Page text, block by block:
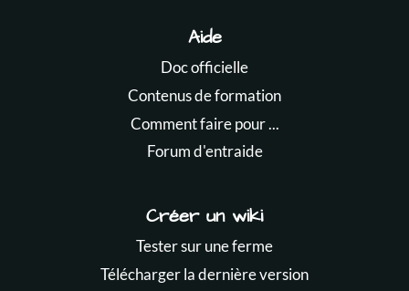
Aide
Doc officielle
Contenus de formation
Comment faire pour ...
Forum d'entraide
Créer un wiki
Tester sur une ferme
Télécharger la dernière version